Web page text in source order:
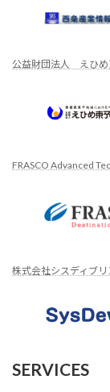
公益財団法人 えひめ
FRASCO Advanced
株式会社シスディブリ
SERVICES